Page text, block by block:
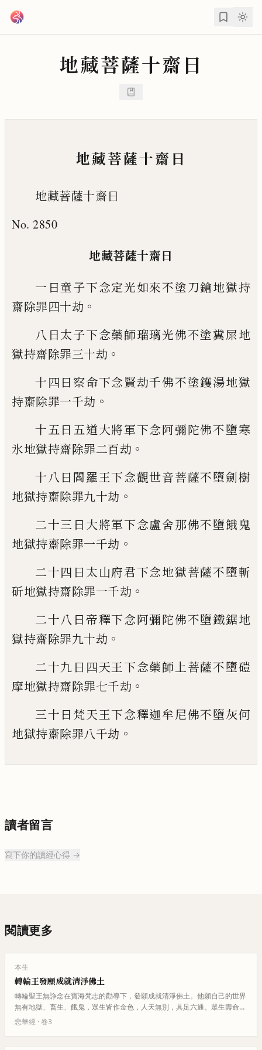
地藏菩薩十齋日
地藏菩薩十齋日
地藏菩薩十齋日
No. 2850
地藏菩薩十齋日
一日童子下念定光如來不塗刀鎗地獄持
齋除罪四十劫 。
八日太子下念藥師瑠璃光佛不塗糞屎地
獄持齋除罪三十劫 。
十四日察命下念賢劫千佛不塗鑊湯地獄
持齋除罪一千劫 。
十五日五道大將軍下念阿彌陀佛不墮寒
氷地獄持齋除罪二百劫 。
十八日閻羅王下念觀世音菩薩不墮劍樹
地獄持齋除罪九十劫 。
二十三日大將軍下念盧舍那佛不墮餓鬼
地獄持齋除罪一千劫 。
二十四日太山府君下念地獄菩薩不墮斬
斫地獄持齋除罪一千劫 。
二十八日帝釋下念阿彌陀佛不墮鐵鋸地
獄持齋除罪九十劫 。
二十九日四天王下念藥師上菩薩不墮磑
摩地獄持齋除罪七千劫 。
三十日梵天王下念釋迦牟尼佛不墮灰何
地獄持齋除罪八千劫 。
讀者留言
寫下你的讀經心得 →
閱讀更多
本生
轉輪王發願成就清淨佛土
轉輪聖王無諍念在寶海梵志的勸導下，發願成就清淨佛土。他願自己的世界
無有地獄、畜生、餓鬼，眾生皆作金色，人天無別，具足六通。眾生壽命無
量，無有女人，一切莊嚴如第六…
悲華經 · 卷3